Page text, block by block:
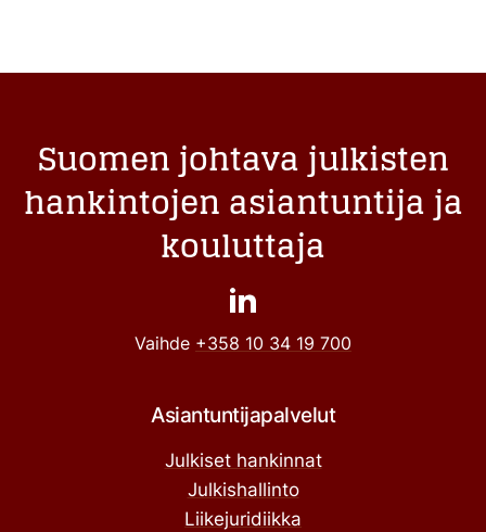
Suomen johtava julkisten
hankintojen asiantuntija ja
kouluttaja
Vaihde +358 10 34 19 700
Asiantuntijapalvelut
Julkiset hankinnat
Julkishallinto
Liikejuridiikka